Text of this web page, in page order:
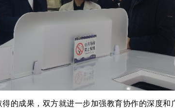
的成果，双方就进一步加强教育协作的深度和